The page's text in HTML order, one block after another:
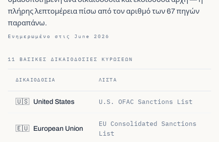
πλήρης λεπτομέρεια πίσω από τον αριθμό των 67 πηγών
παραπάνω.
Ενημερωμένο στις June 2026
11 ΒΑΣΙΚΈΣ ΔΙΚΑΙΟΔΟΣΊΕΣ ΚΥΡΏΣΕΩΝ
ΔΙΚΑΙΟΔΟΣΊΑ ΛΊΣΤΑ
🇺🇸 United States U.S. OFAC Sanctions List
🇪🇺 European Union
EU Consolidated Sanctions
List